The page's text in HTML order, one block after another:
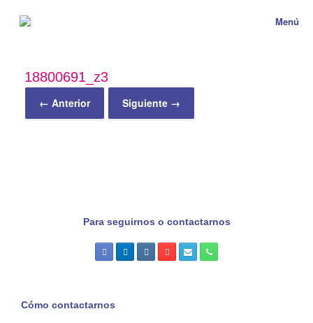
Menú
18800691_z3
← Anterior Siguiente →
Para seguirnos o contactarnos
Cómo contactarnos